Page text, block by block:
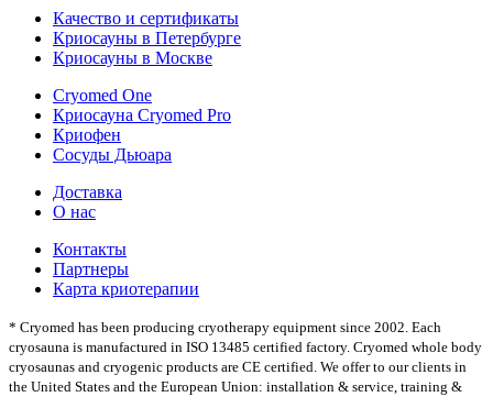
Качество и сертификаты
Криосауны в Петербурге
Криосауны в Москве
Cryomed One
Криосауна Cryomed Pro
Криофен
Сосуды Дьюара
Доставка
О нас
Контакты
Партнеры
Карта криотерапии
* Cryomed has been producing cryotherapy equipment since 2002. Each
cryosauna is manufactured in ISO 13485 certified factory. Cryomed whole body
cryosaunas and cryogenic products are CE certified. We offer to our clients in
the United States and the European Union: installation & service, training &